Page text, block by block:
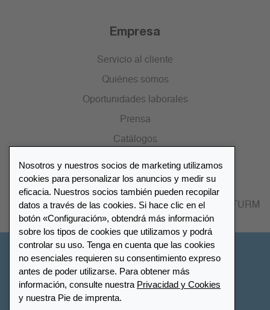
Empresa
Servicio al cliente
Quiénes somos
Oportunidades laborales
Prensa
Catálogos
Lista de distribuidores
Encuentre su distribuidor más cercano LEUCHTTURM
Nosotros y nuestros socios de marketing utilizamos
cookies para personalizar los anuncios y medir su
eficacia. Nuestros socios también pueden recopilar
datos a través de las cookies. Si hace clic en el
botón «Configuración», obtendrá más información
sobre los tipos de cookies que utilizamos y podrá
controlar su uso. Tenga en cuenta que las cookies
no esenciales requieren su consentimiento expreso
antes de poder utilizarse. Para obtener más
información, consulte nuestra Privacidad y Cookies
y nuestra Pie de imprenta.
Configuración de cookies Privacidad y Cookies
Declaración de accesibilidad